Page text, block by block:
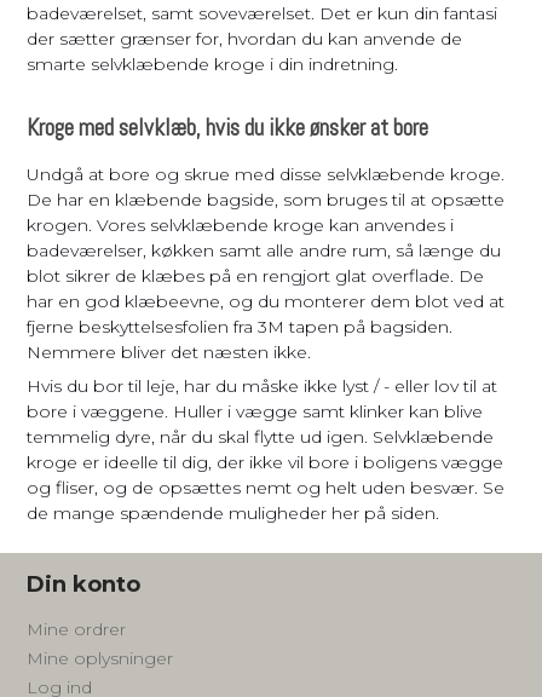
badeværelset, samt soveværelset. Det er kun din fantasi
der sætter grænser for, hvordan du kan anvende de
smarte selvklæbende kroge i din indretning.
Kroge med selvklæb, hvis du ikke ønsker at bore
Undgå at bore og skrue med disse selvklæbende kroge.
De har en klæbende bagside, som bruges til at opsætte
krogen. Vores selvklæbende kroge kan anvendes i
badeværelser, køkken samt alle andre rum, så længe du
blot sikrer de klæbes på en rengjort glat overflade. De
har en god klæbeevne, og du monterer dem blot ved at
fjerne beskyttelsesfolien fra 3M tapen på bagsiden.
Nemmere bliver det næsten ikke.
Hvis du bor til leje, har du måske ikke lyst / - eller lov til at
bore i væggene. Huller i vægge samt klinker kan blive
temmelig dyre, når du skal flytte ud igen. Selvklæbende
kroge er ideelle til dig, der ikke vil bore i boligens vægge
og fliser, og de opsættes nemt og helt uden besvær. Se
de mange spændende muligheder her på siden.
Din konto
Mine ordrer
Mine oplysninger
Log ind